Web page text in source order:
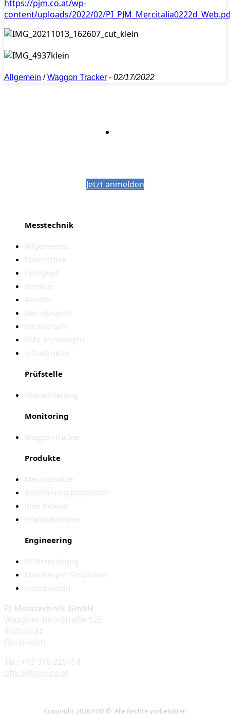
https://pjm.co.at/wp-
content/uploads/2022/02/
Allgemein /Waggon Tracker - 02/17/2022
Jetzt anmelden
Messtechnik
Allgemeines
Fahrtechnik
Festigkeit
Bremse
Akustik
Aerodynamik
Pantograph
EMV-Messungen
Infrastruktur
Prüfstelle
Akkreditierung
Monitoring
WaggonTracker
Produkte
Messradsätze
Beschleunigungssensor
Ride Indexer
Kraftaufnehmer
Engineering
FE-Berechnung
Mehrkörper-Simulation
Konstruktion
PJ Messtechnik GmbH
Waagner-Biro-Straße 125
8020 Graz
Österreich
Tel.: +43 316 228454
office@pjm.co.at
Copyright 2026 PJM © Alle Rechte vorbehalten